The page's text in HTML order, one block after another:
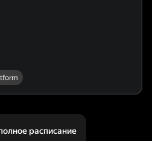
расписание